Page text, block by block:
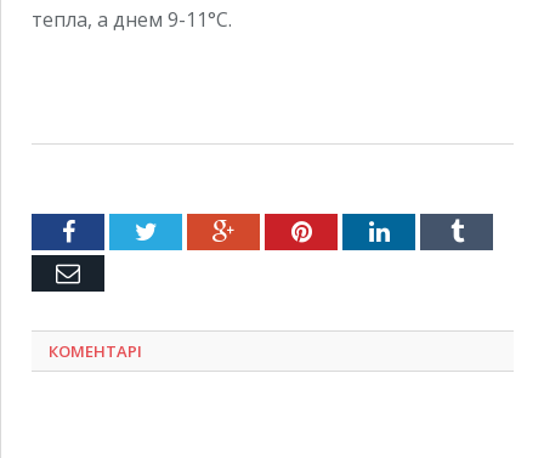
тепла, а днем 9-11°С.
FacebookTwitter Google+PinterestLinkedInTumblr
Емейл
КОМЕНТАРІ